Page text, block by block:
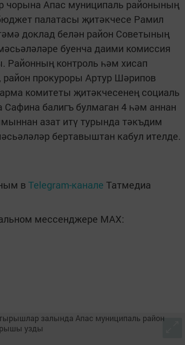
чорына Апас муниципаль районының
палатасы җитәкчесе Рамил
доклад белән район Советының
буенча даими комиссия
контроль һәм хисап
прокуроры Артур Шәрипов
комитеты җитәкчесенең социаль
балигъ булмаган 4 һәм аннан
азат итү турында тәкъдим
бертавыштан кабул ителде.
в Telegram-канале Татмедиа
мессенджере MАХ: